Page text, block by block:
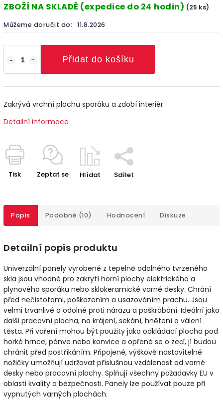
ZBOŽÍ NA SKLADĚ (expedice do 24 hodin) (25 ks)
Můžeme doručit do: 11.8.2026
Přidat do košíku
Zakrývá vrchní plochu sporáku a zdobí interiér
Detailní informace
Tisk Zeptat se Hlídat Sdílet
Popis Podobné (10) Hodnocení Diskuze
Detailní popis produktu
Univerzální panely vyrobené z tepelně odolného tvrzeného
skla jsou vhodné pro zakrytí horní plochy elektrického a
plynového sporáku nebo sklokeramické varné desky. Chrání
před nečistotami, poškozením a usazováním prachu. Jsou
velmi trvanlivé a odolné proti nárazu a poškrábání. Ideální jako
další pracovní plocha, na krájení, sekání, hnětení a válení
těsta. Při vaření mohou být použity jako odkládací plocha pod
horké hrnce, pánve nebo konvice a opřené se o zeď, jí budou
chránit před postříkáním. Připojené, výškově nastavitelné
nožičky umožňují udržovat příslušnou vzdálenost od varné
desky nebo pracovní plochy. Splňují všechny požadavky EU v
oblasti kvality a bezpečnosti. Panely lze používat pouze při
vypnutých varných plochách.